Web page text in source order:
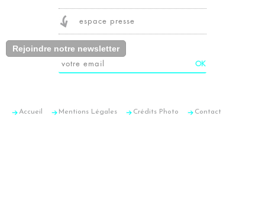
espace presse
Rejoindre notre newsletter
Accueil Mentions Légales Crédits Photo Contact